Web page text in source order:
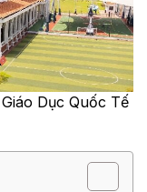
Dục Quốc Tế